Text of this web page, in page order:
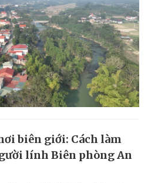
biên giới: Cách làm
lính Biên phòng An